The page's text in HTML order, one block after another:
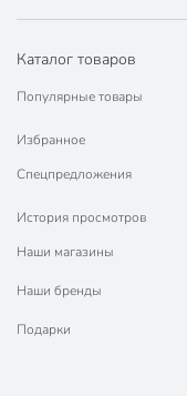
Каталог товаров
Популярные товары
Избранное
Спецпредложения
История просмотров
Наши магазины
Наши бренды
Подарки